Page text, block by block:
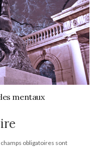
mentaux
obligatoires sont